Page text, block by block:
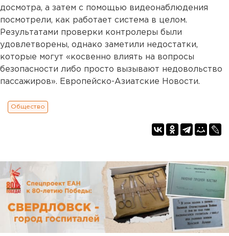
досмотра, а затем с помощью видеонаблюдения
посмотрели, как работает система в целом.
Результатами проверки контролеры были
удовлетворены, однако заметили недостатки,
которые могут «косвенно влиять на вопросы
безопасности либо просто вызывают недовольство
пассажиров». Европейско-Азиатские Новости.
Общество